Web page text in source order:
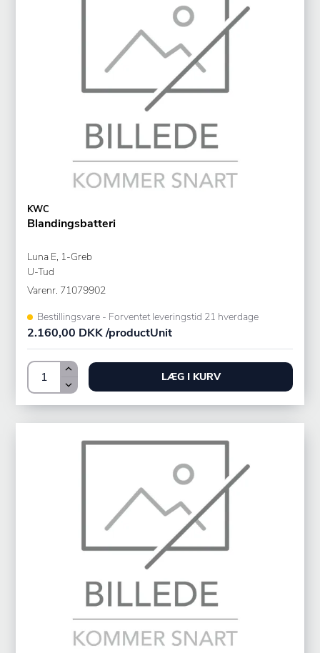
KWC
Blandingsbatteri
Luna E, 1-Greb
U-Tud
Varenr. 71079902
Bestillingsvare - Forventet leveringstid 21 hverdage
2.160,00 DKK /productUnit
LÆG I KURV